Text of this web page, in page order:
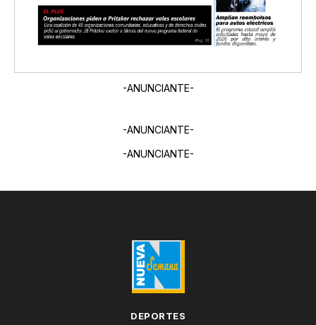
-ANUNCIANTE-
-ANUNCIANTE-
-ANUNCIANTE-
DEPORTES